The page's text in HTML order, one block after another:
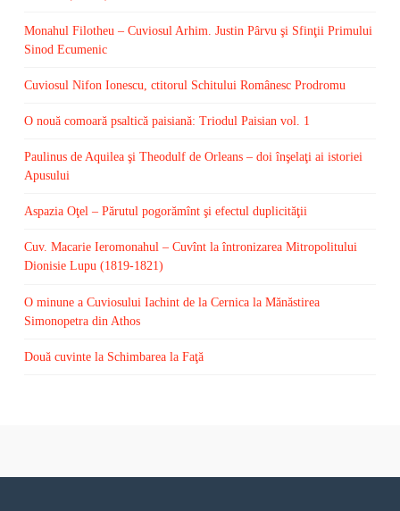
Monahul Filotheu – Cuviosul Arhim. Justin Pârvu şi Sfinţii Primului
Sinod Ecumenic
Cuviosul Nifon Ionescu, ctitorul Schitului Românesc Prodromu
O nouă comoară psaltică paisiană: Triodul Paisian vol. 1
Paulinus de Aquilea şi Theodulf de Orleans – doi înşelaţi ai istoriei
Apusului
Aspazia Oţel – Părutul pogorămînt şi efectul duplicităţii
Cuv. Macarie Ieromonahul – Cuvînt la întronizarea Mitropolitului
Dionisie Lupu (1819-1821)
O minune a Cuviosului Iachint de la Cernica la Mănăstirea
Simonopetra din Athos
Două cuvinte la Schimbarea la Faţă